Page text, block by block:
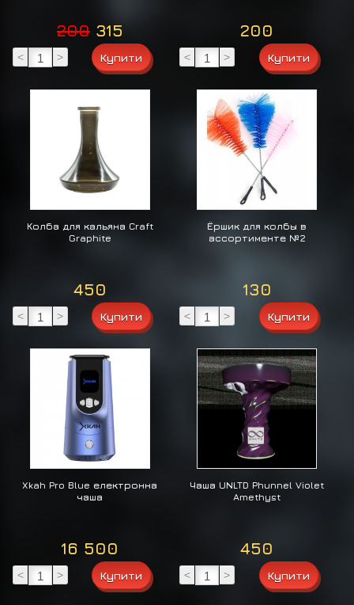
200 315
< >
200
< >
Колба для кальяна Craft
Graphite
450
< >
Ёршик для колбы в
ассортименте №2
130
< >
Xkah Pro Blue електронна
чаша
16 500
< >
Чаша UNLTD Phunnel Violet
Amethyst
450
< >